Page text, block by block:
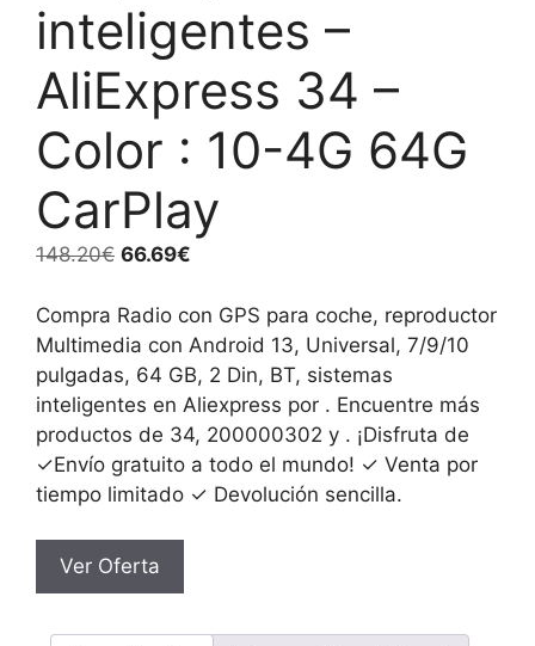
inteligentes –
AliExpress 34 –
Color : 10-4G 64G
CarPlay
148.20€ El
original
era:
148.20€.
66.69€
actual
es:
66.69€.
Compra Radio con GPS para coche, reproductor
Multimedia con Android 13, Universal, 7/9/10
pulgadas, 64 GB, 2 Din, BT, sistemas
inteligentes en Aliexpress por . Encuentre más
productos de 34, 200000302 y . ¡Disfruta de
✓Envío gratuito a todo el mundo! ✓ Venta por
tiempo limitado ✓ Devolución sencilla.
Ver Oferta